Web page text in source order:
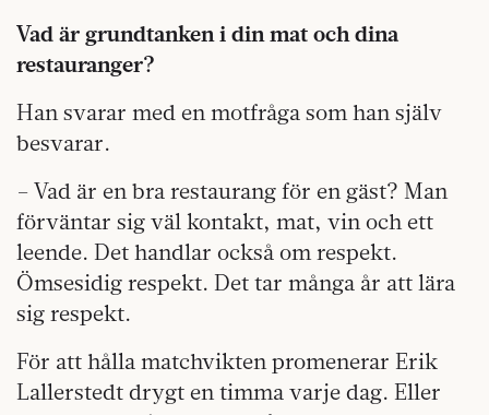
Vad är grundtanken i din mat och dina
restauranger?
Han svarar med en motfråga som han själv
besvarar.
– Vad är en bra restaurang för en gäst? Man
förväntar sig väl kontakt, mat, vin och ett
leende. Det handlar också om respekt.
Ömsesidig respekt. Det tar många år att lära
sig respekt.
För att hålla matchvikten promenerar Erik
Lallerstedt drygt en timma varje dag. Eller